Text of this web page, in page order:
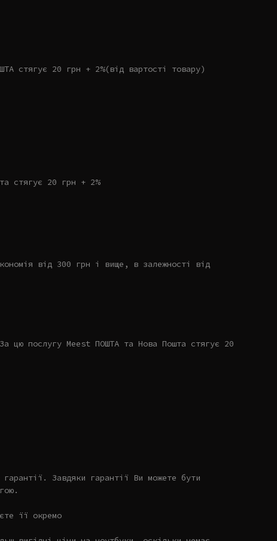
стягує 20 грн + 2%(від вартості товару)
стягує 20 грн + 2%
від 300 грн і вище, в залежності від
цю послугу Meest ПОШТА та Нова Пошта стягує 20
Завдяки гарантії Ви можете бути
її окремо